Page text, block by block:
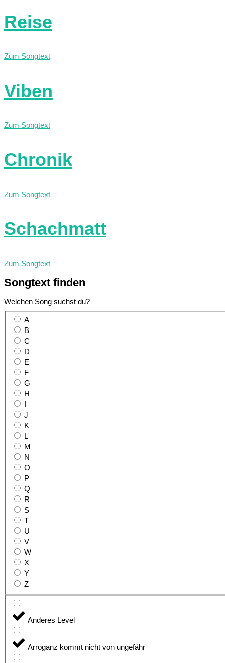
Reise
Zum Songtext
Viben
Zum Songtext
Chronik
Zum Songtext
Schachmatt
Zum Songtext
Songtext finden
Welchen Song suchst du?
A
B
C
D
E
F
G
H
J
K
L
M
N
O
P
Q
R
S
T
U
V
W
X
Y
Z
Anderes Level
Arroganz kommt nicht von ungefähr